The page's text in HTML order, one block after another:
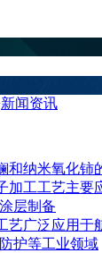
新闻资讯
和纳米氧化铈
加工工艺主要
层制备‌
艺广泛应用于
护等工业领域